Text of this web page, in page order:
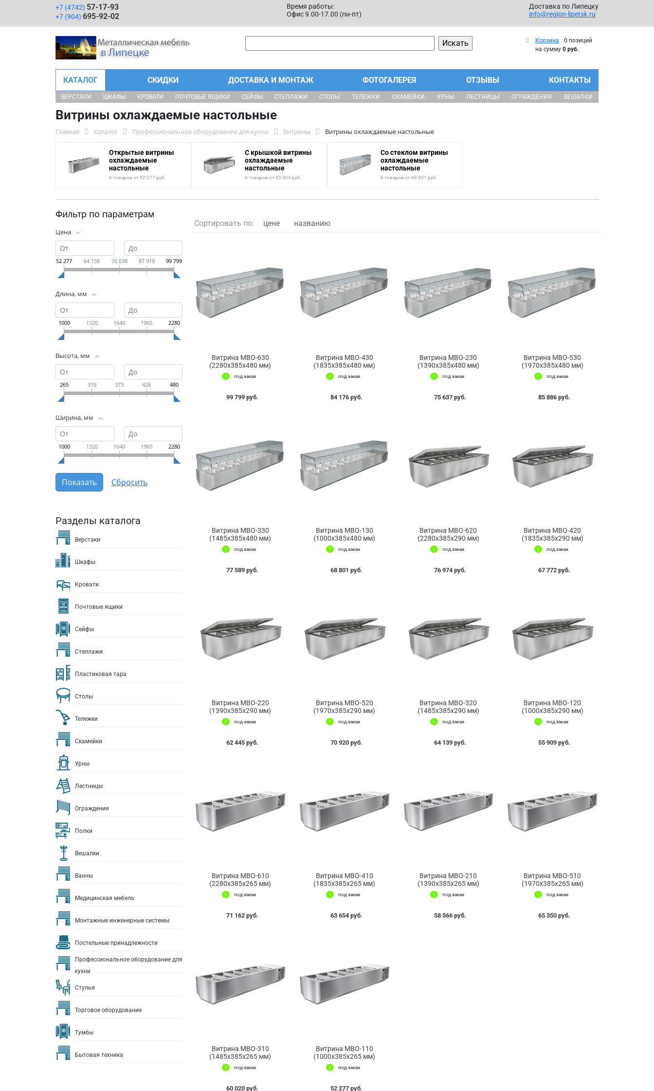
+7 (4742) 57-17-93
+7 (904) 695-92-02
Время работы:
Офис 9.00-17.00 (пн-пт)
Доставка по Липецку
info@region-lipetsk.ru
Корзина
0 позиций
на сумму 0 руб.
КАТАЛОГ СКИДКИ ДОСТАВКА И МОНТАЖ ФОТОГАЛЕРЕЯ ОТЗЫВЫ КОНТАКТЫ
ВЕРСТАКИ ШКАФЫ КРОВАТИ ПОЧТОВЫЕ ЯЩИКИ СЕЙФЫ СТЕЛЛАЖИ СТОЛЫ ТЕЛЕЖКИ СКАМЕЙКИ УРНЫ ЛЕСТНИЦЫ ОГРАЖДЕНИЯ ВЕШАЛКИ
Витрины охлаждаемые настольные
Главная Каталог Профессиональное оборудование для кухни Витрины Витрины охлаждаемые настольные
Открытые витрины
охлаждаемые
настольные
6 товаров от 52 277 руб.
С крышкой витрины
охлаждаемые
настольные
6 товаров от 55 909 руб.
Со стеклом витрины
охлаждаемые
настольные
6 товаров от 68 801 руб.
Фильтр по параметрам
Цена
52 277 64 158 76 038 87 919 99 799
Длина, мм
1000 1320 1640 1960 2280
Высота, мм
265 319 373 426 480
Ширина, мм
1000 1320 1640 1960 2280
Разделы каталога
Верстаки
Шкафы
Кровати
Почтовые ящики
Сейфы
Стеллажи
Пластиковая тара
Столы
Тележки
Скамейки
Урны
Лестницы
Ограждения
Полки
Вешалки
Ванны
Медицинская мебель
Монтажные инженерные системы
Постельные принадлежности
Профессиональное оборудование для
кухни
Стулья
Торговое оборудование
Тумбы
Бытовая техника
Сортировать по: цене названию
Витрина МВО-630
(2280x385x480 мм)
под заказ
99 799 руб.
Витрина МВО-430
(1835x385x480 мм)
под заказ
84 176 руб.
Витрина МВО-230
(1390x385x480 мм)
под заказ
75 637 руб.
Витрина МВО-530
(1970x385x480 мм)
под заказ
85 886 руб.
Витрина МВО-330
(1485x385x480 мм)
под заказ
77 589 руб.
Витрина МВО-130
(1000x385x480 мм)
под заказ
68 801 руб.
Витрина МВО-620
(2280x385x290 мм)
под заказ
76 974 руб.
Витрина МВО-420
(1835x385x290 мм)
под заказ
67 772 руб.
Витрина МВО-220
(1390x385x290 мм)
под заказ
62 445 руб.
Витрина МВО-520
(1970x385x290 мм)
под заказ
70 920 руб.
Витрина МВО-320
(1485x385x290 мм)
под заказ
64 139 руб.
Витрина МВО-120
(1000x385x290 мм)
под заказ
55 909 руб.
Витрина МВО-610
(2280x385x265 мм)
под заказ
71 162 руб.
Витрина МВО-410
(1835x385x265 мм)
под заказ
63 654 руб.
Витрина МВО-210
(1390x385x265 мм)
под заказ
58 566 руб.
Витрина МВО-510
(1970x385x265 мм)
под заказ
65 350 руб.
Витрина МВО-310
(1485x385x265 мм)
под заказ
60 020 руб.
Витрина МВО-110
(1000x385x265 мм)
под заказ
52 277 руб.